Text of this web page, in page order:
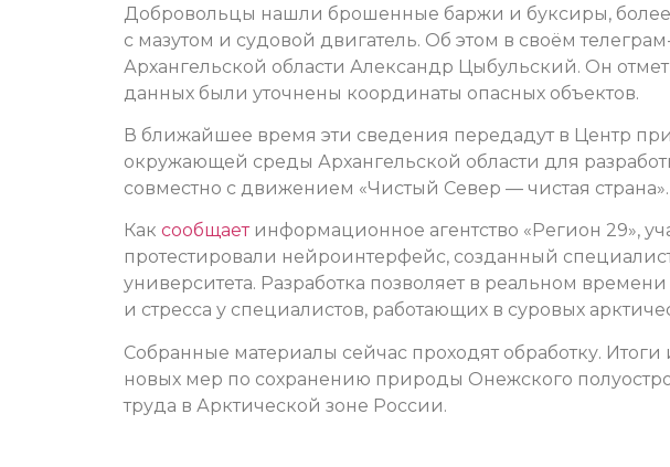
Добровольцы нашли брошенные баржи и буксиры, более
с мазутом и судовой двигатель. Об этом в своём
Архангельской области Александр Цыбульский. Он
данных были уточнены координаты опасных объектов.
В ближайшее время эти сведения передадут в Центр
окружающей среды Архангельской области для
совместно с движением «Чистый Север — чистая страна».
Как сообщаетинформационное агентство «Регион 29»,
протестировали нейроинтерфейс, созданный
университета. Разработка позволяет в реальном
и стресса у специалистов, работающих в суровых
Собранные материалы сейчас проходят обработку.
новых мер по сохранению природы Онежского
труда в Арктической зоне России.